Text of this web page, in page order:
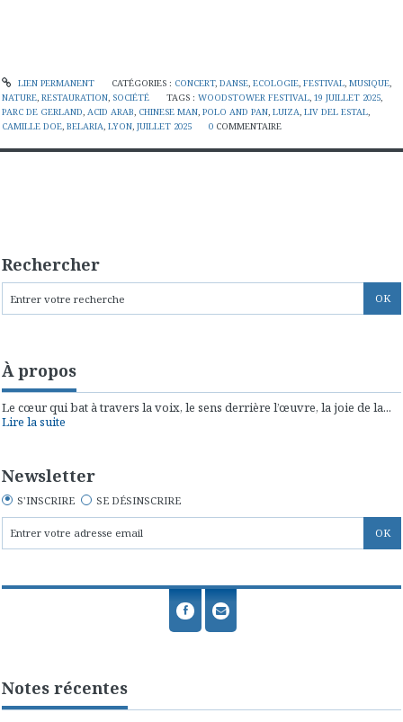
LIEN PERMANENT CATÉGORIES : CONCERT, DANSE, ECOLOGIE, FESTIVAL, MUSIQUE,
NATURE, RESTAURATION, SOCIÉTÉ TAGS :WOODSTOWER FESTIVAL,19 JUILLET 2025,
PARC DE GERLAND, ACID ARAB, CHINESE MAN, POLO AND PAN, LUIZA, LIV DEL ESTAL,
CAMILLE DOE, BELARIA, LYON, JUILLET 2025 0 COMMENTAIRE
Rechercher
À propos
Le cœur qui bat à travers la voix, le sens derrière l’œuvre, la joie de la...
Lire la suite
Newsletter
S'INSCRIRE SE DÉSINSCRIRE
Notes récentes